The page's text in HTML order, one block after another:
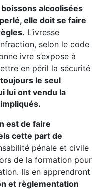
alcoolisées
elle doit se faire
L’ivresse
selon le code
ivre s’expose à
en péril la sécurité
le seul
lui ont vendu la
est de faire
cette part de
pénale et civile
de la formation pour
Ils en apprendront
et règlementation